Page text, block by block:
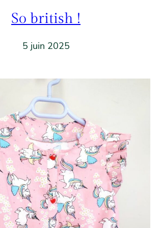
So british !
5 juin 2025